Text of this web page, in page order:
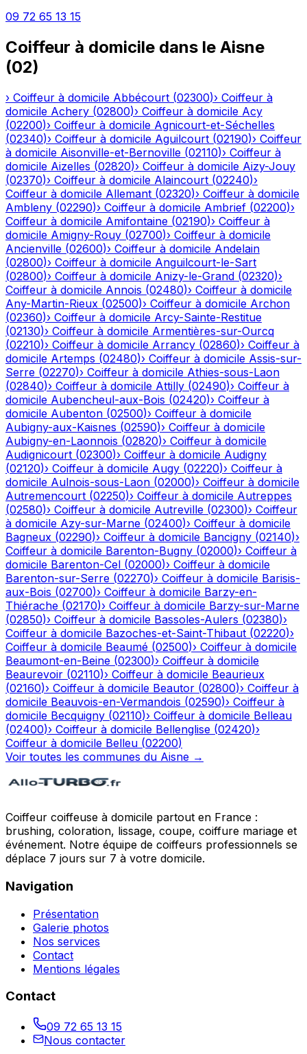
09 72 65 13 15
Coiffeur à domicile dans le Aisne
(02)
› Coiffeur à domicile Abbécourt (02300)› Coiffeur à
domicile Achery (02800)› Coiffeur à domicile Acy
(02200)› Coiffeur à domicile Agnicourt-et-Séchelles
(02340)› Coiffeur à domicile Aguilcourt (02190)› Coiffeur
à domicile Aisonville-et-Bernoville (02110)› Coiffeur à
domicile Aizelles (02820)› Coiffeur à domicile Aizy-Jouy
(02370)› Coiffeur à domicile Alaincourt (02240)›
Coiffeur à domicile Allemant (02320)› Coiffeur à domicile
Ambleny (02290)› Coiffeur à domicile Ambrief (02200)›
Coiffeur à domicile Amifontaine (02190)› Coiffeur à
domicile Amigny-Rouy (02700)› Coiffeur à domicile
Ancienville (02600)› Coiffeur à domicile Andelain
(02800)› Coiffeur à domicile Anguilcourt-le-Sart
(02800)› Coiffeur à domicile Anizy-le-Grand (02320)›
Coiffeur à domicile Annois (02480)› Coiffeur à domicile
Any-Martin-Rieux (02500)› Coiffeur à domicile Archon
(02360)› Coiffeur à domicile Arcy-Sainte-Restitue
(02130)› Coiffeur à domicile Armentières-sur-Ourcq
(02210)› Coiffeur à domicile Arrancy (02860)› Coiffeur à
domicile Artemps (02480)› Coiffeur à domicile Assis-sur-
Serre (02270)› Coiffeur à domicile Athies-sous-Laon
(02840)› Coiffeur à domicile Attilly (02490)› Coiffeur à
domicile Aubencheul-aux-Bois (02420)› Coiffeur à
domicile Aubenton (02500)› Coiffeur à domicile
Aubigny-aux-Kaisnes (02590)› Coiffeur à domicile
Aubigny-en-Laonnois (02820)› Coiffeur à domicile
Audignicourt (02300)› Coiffeur à domicile Audigny
(02120)› Coiffeur à domicile Augy (02220)› Coiffeur à
domicile Aulnois-sous-Laon (02000)› Coiffeur à domicile
Autremencourt (02250)› Coiffeur à domicile Autreppes
(02580)› Coiffeur à domicile Autreville (02300)› Coiffeur
à domicile Azy-sur-Marne (02400)› Coiffeur à domicile
Bagneux (02290)› Coiffeur à domicile Bancigny (02140)›
Coiffeur à domicile Barenton-Bugny (02000)› Coiffeur à
domicile Barenton-Cel (02000)› Coiffeur à domicile
Barenton-sur-Serre (02270)› Coiffeur à domicile Barisis-
aux-Bois (02700)› Coiffeur à domicile Barzy-en-
Thiérache (02170)› Coiffeur à domicile Barzy-sur-Marne
(02850)› Coiffeur à domicile Bassoles-Aulers (02380)›
Coiffeur à domicile Bazoches-et-Saint-Thibaut (02220)›
Coiffeur à domicile Beaumé (02500)› Coiffeur à domicile
Beaumont-en-Beine (02300)› Coiffeur à domicile
Beaurevoir (02110)› Coiffeur à domicile Beaurieux
(02160)› Coiffeur à domicile Beautor (02800)› Coiffeur à
domicile Beauvois-en-Vermandois (02590)› Coiffeur à
domicile Becquigny (02110)› Coiffeur à domicile Belleau
(02400)› Coiffeur à domicile Bellenglise (02420)›
Coiffeur à domicile Belleu (02200)
Voir toutes les communes du Aisne →
Coiffeur coiffeuse à domicile partout en France :
brushing, coloration, lissage, coupe, coiffure mariage et
événement. Notre équipe de coiffeurs professionnels se
déplace 7 jours sur 7 à votre domicile.
Navigation
Présentation
Galerie photos
Nos services
Contact
Mentions légales
Contact
09 72 65 13 15
Nous contacter